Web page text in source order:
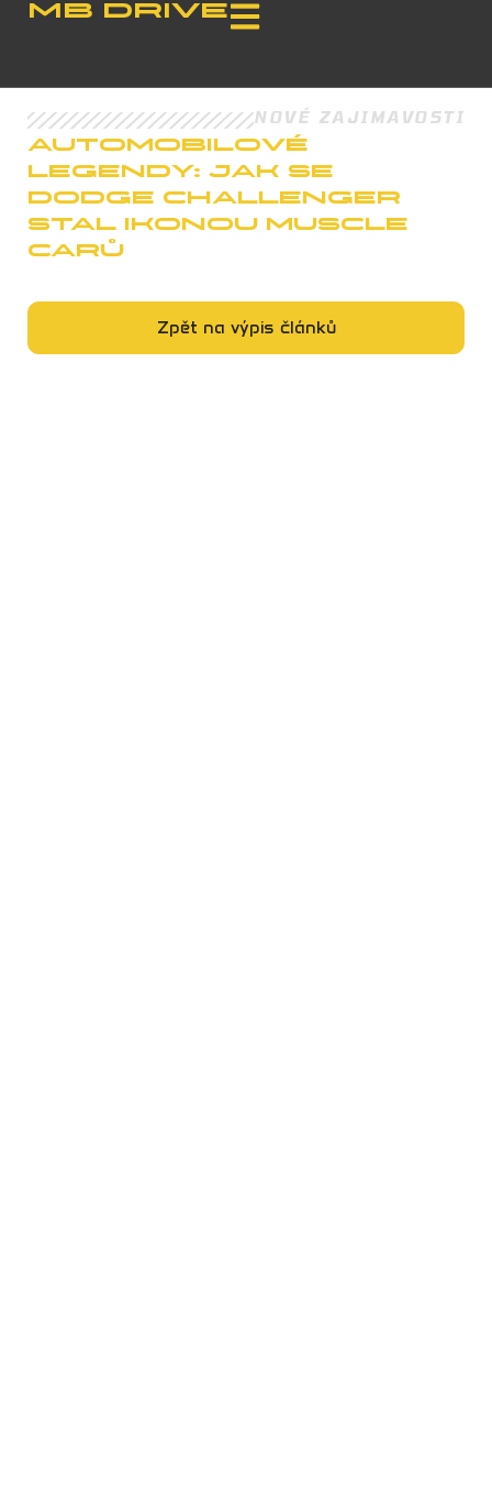
MB Drive
NOVÉ ZAJIMAVOSTI
Automobilové
legendy: Jak se
Dodge Challenger
stal ikonou muscle
carů
Zpět na výpis článků